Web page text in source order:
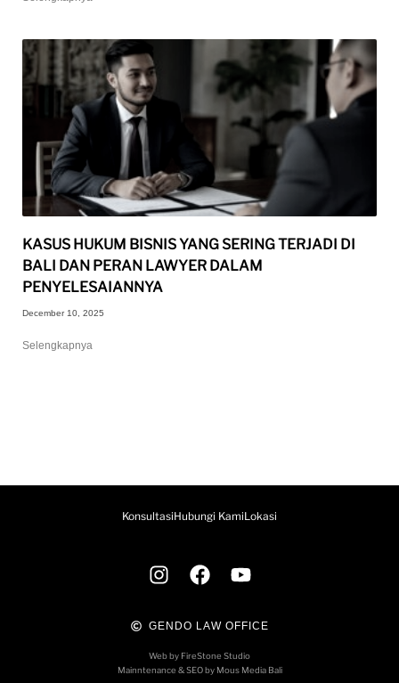
KASUS HUKUM BISNIS YANG SERING TERJADI DI
BALI DAN PERAN LAWYER DALAM
PENYELESAIANNYA
December 10, 2025
Selengkapnya
KonsultasiHubungi KamiLokasi
GENDO LAW OFFICE
Web by FireStone Studio
Mainntenance & SEO by Mous Media Bali